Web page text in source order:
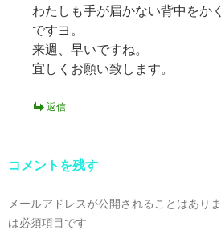
わたしも手が届かない背中をか
ですヨ。
来週、早いですね。
宜しくお願い致します。
返信
コメントを残す
メールアドレスが公開されることはありま
は必須項目です